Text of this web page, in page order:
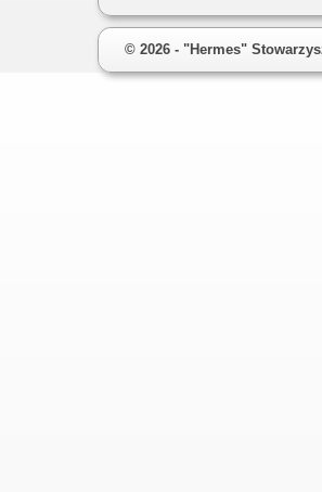
© 2026 - "Hermes"